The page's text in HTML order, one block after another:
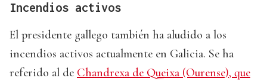
Incendios activos
El presidente gallego también ha aludido a los
incendios activos actualmente en Galicia. Se ha
referido al de Chandrexa de Queixa (Ourense), que